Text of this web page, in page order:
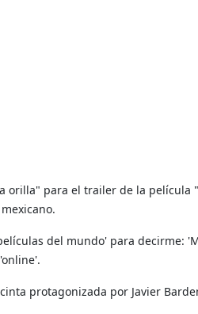
orilla" para el trailer de la película
del mundo' para decirme:
protagonizada por Javier